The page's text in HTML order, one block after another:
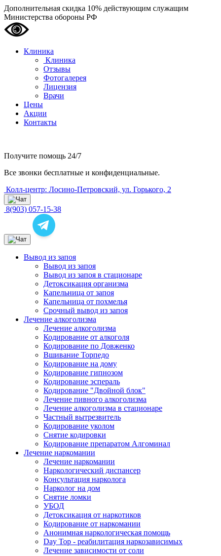
Дополнительная скидка 10% действующим служащим
Министерства обороны РФ
Клиника
Клиника
Отзывы
Фотогалерея
Лицензия
Врачи
Цены
Акции
Контакты
Получите помощь 24/7
Все звонки бесплатные и конфиденциальные.
Колл-центр: Лосино-Петровский, ул. Горького, 2
8(903) 057-15-38
Вывод из запоя
Вывод из запоя
Вывод из запоя в стационаре
Детоксикация организма
Капельница от запоя
Капельница от похмелья
Срочный вывод из запоя
Лечение алкоголизма
Лечение алкоголизма
Кодирование от алкоголя
Кодирование по Довженко
Вшивание Торпедо
Кодирование на дому
Кодирование гипнозом
Кодирование эспераль
Кодирование "Двойной блок"
Лечение пивного алкоголизма
Лечение алкоголизма в стационаре
Частный вытрезвитель
Кодирование уколом
Снятие кодировки
Кодирование препаратом Алгоминал
Лечение наркомании
Лечение наркомании
Наркологический диспансер
Консультация нарколога
Нарколог на дом
Снятие ломки
УБОД
Детоксикация от наркотиков
Кодирование от наркомании
Анонимная наркологическая помощь
Day Top - реабилитация наркозависимых
Лечение зависимости от соли